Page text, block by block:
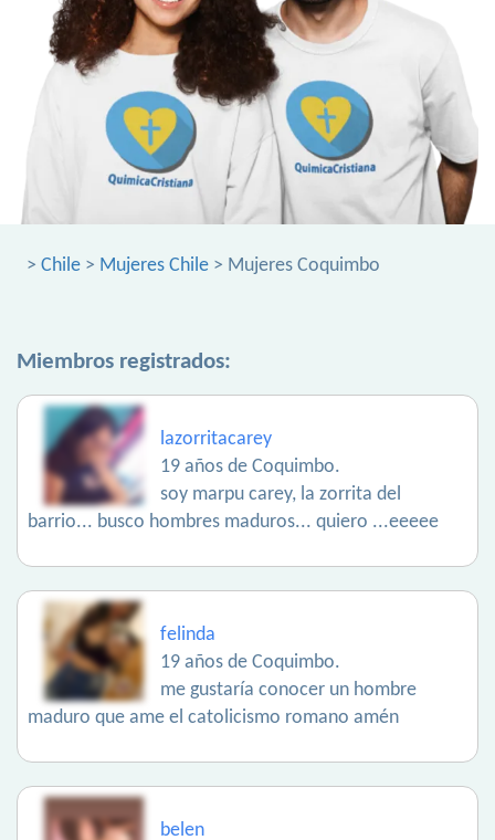
> Chile > Mujeres Chile > Mujeres Coquimbo
Miembros registrados:
lazorritacarey
19 años de Coquimbo.
soy marpu carey, la zorrita del
barrio... busco hombres maduros... quiero ...eeeee
felinda
19 años de Coquimbo.
me gustaría conocer un hombre
maduro que ame el catolicismo romano amén
belen